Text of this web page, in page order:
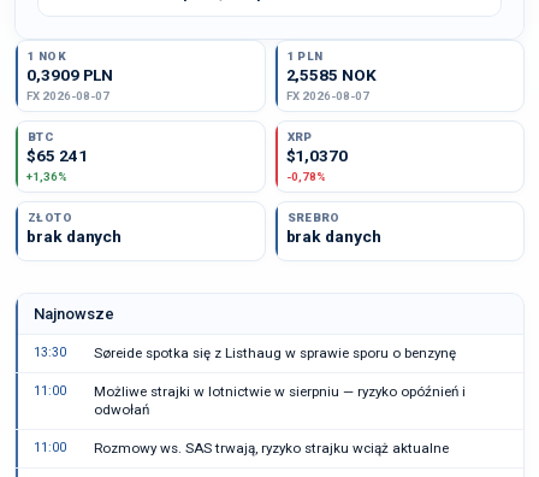
1 NOK
0,3909 PLN
FX 2026-08-07
1 PLN
2,5585 NOK
FX 2026-08-07
BTC
$65 241
+1,36%
XRP
$1,0370
-0,78%
ZŁOTO
brak danych
SREBRO
brak danych
Najnowsze
13:30 Søreide spotka się z Listhaug w sprawie sporu o benzynę
11:00
Możliwe strajki w lotnictwie w sierpniu — ryzyko opóźnień i
odwołań
11:00 Rozmowy ws. SAS trwają, ryzyko strajku wciąż aktualne